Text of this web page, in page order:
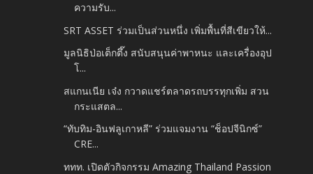
ความรับ...
SRT ASSET ร่วมเป็นส่วนหนึ่ง เพิ่มพื้นที่สีเขียวให้...
มูลนิธิป่อเต็กตึ๊ง สนับสนุนค่าพาหนะ และเครื่องอุป
โ...
สแกนเนีย เจ๋ง กวาดแชร์ตลาดรถบรรทุกเพิ่ม สวน
กระแสตล...
“ทับทิม-อินฟลูเกาหลี” ร่วมแจมงาน “ช็อปจีนิกซ์”
CRE...
ททท. เปิดตัวกิจกรรม Amazing Thailand Passion